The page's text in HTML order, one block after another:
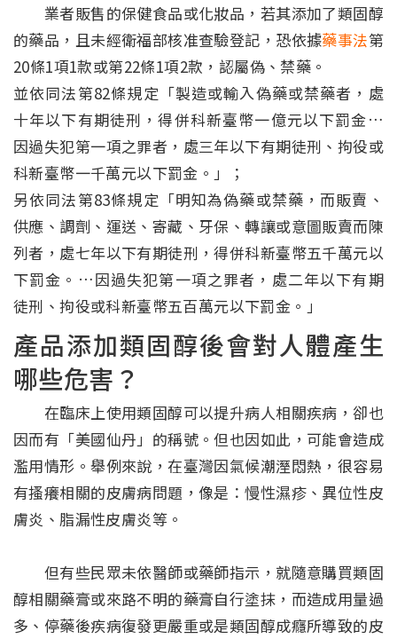
業者販售的保健食品或化妝品，若其添加了類固醇
的藥品，且未經衛福部核准查驗登記，恐依據藥事法第
20條1項1款或第22條1項2款，認屬偽、禁藥。
並依同法第82條規定「製造或輸入偽藥或禁藥者，處
十年以下有期徒刑，得併科新臺幣一億元以下罰金…
因過失犯第一項之罪者，處三年以下有期徒刑、拘役或
科新臺幣一千萬元以下罰金。」；
另依同法第83條規定「明知為偽藥或禁藥，而販賣、
供應、調劑、運送、寄藏、牙保、轉讓或意圖販賣而陳
列者，處七年以下有期徒刑，得併科新臺幣五千萬元以
下罰金。…因過失犯第一項之罪者，處二年以下有期
徒刑、拘役或科新臺幣五百萬元以下罰金。」
產品添加類固醇後會對人體產生
哪些危害？
在臨床上使用類固醇可以提升病人相關疾病，卻也
因而有「美國仙丹」的稱號。但也因如此，可能會造成
濫用情形。舉例來說，在臺灣因氣候潮溼悶熱，很容易
有搔癢相關的皮膚病問題，像是：慢性濕疹、異位性皮
膚炎、脂漏性皮膚炎等。
但有些民眾未依醫師或藥師指示，就隨意購買類固
醇相關藥膏或來路不明的藥膏自行塗抹，而造成用量過
多、停藥後疾病復發更嚴重或是類固醇成癮所導致的皮